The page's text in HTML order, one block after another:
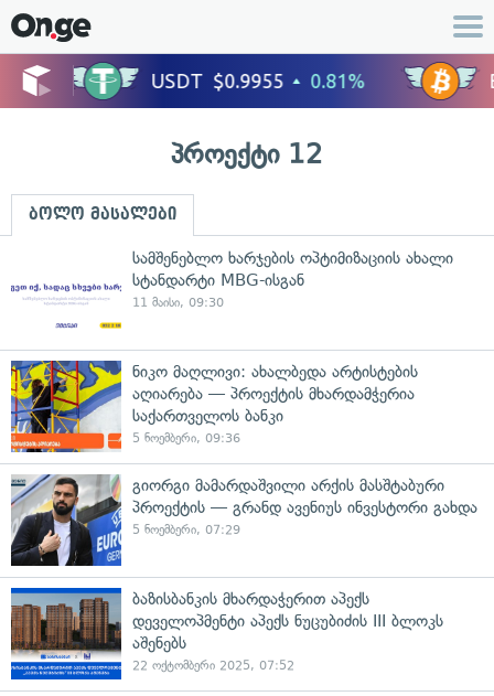
პროექტი 12
ბოლო მასალები
სამშენებლო ხარჯების ოპტიმიზაციის ახალი
სტანდარტი MBG-ისგან
11 მაისი, 09:30
ნიკო მაღლივი: ახალბედა არტისტების
აღიარება — პროექტის მხარდამჭერია
საქართველოს ბანკი
5 ნოემბერი, 09:36
გიორგი მამარდაშვილი არქის მასშტაბური
პროექტის — გრანდ ავენიუს ინვესტორი გახდა
5 ნოემბერი, 07:29
ბაზისბანკის მხარდაჭერით აპექს
დეველოპმენტი აპექს ნუცუბიძის III ბლოკს
აშენებს
22 ოქტომბერი 2025, 07:52